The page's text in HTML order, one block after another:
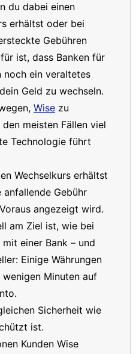
du dabei einen
erhältst oder bei
Gebühren
ist, dass Banken für
noch ein veraltetes
Geld zu wechseln.
Wise zu
meisten Fällen viel
Technologie führt
Wechselkurs erhältst
Gebühr
angezeigt wird.
am Ziel ist, wie bei
einer Bank – und
Einige Währungen
Minuten auf
Sicherheit wie
ist.
Kunden Wise